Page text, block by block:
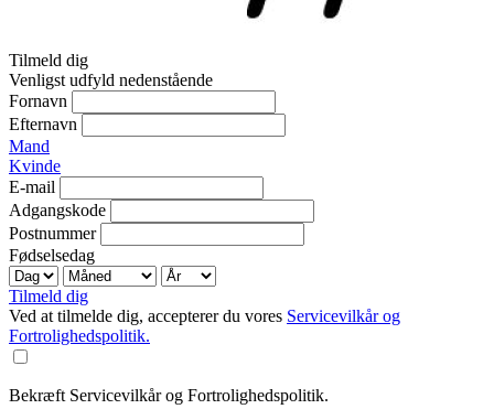
Tilmeld dig
Venligst udfyld nedenstående
Fornavn
Efternavn
Mand
Kvinde
E-mail
Adgangskode
Postnummer
Fødselsedag
Tilmeld dig
Ved at tilmelde dig, accepterer du vores Servicevilkår og
Fortrolighedspolitik.
Bekræft Servicevilkår og Fortrolighedspolitik.